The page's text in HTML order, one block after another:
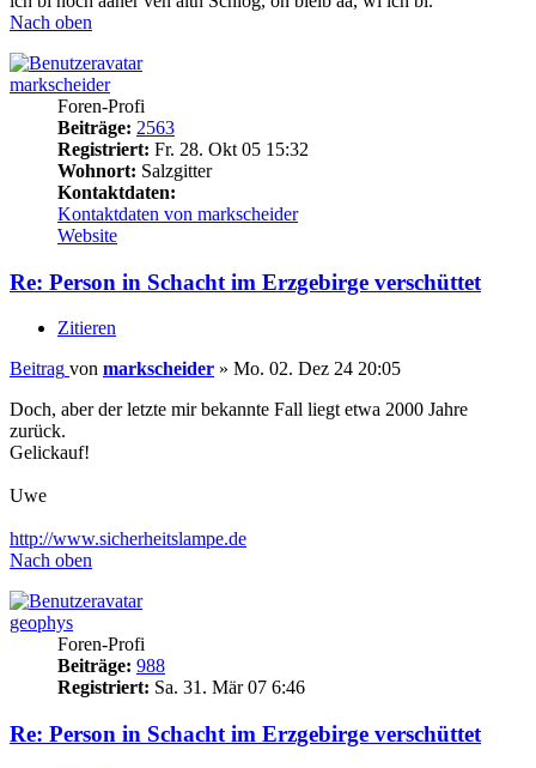
Nach oben
markscheider
Foren-Profi
Beiträge: 2563
Registriert: Fr. 28. Okt 05 15:32
Wohnort: Salzgitter
Kontaktdaten:
Kontaktdaten von markscheider
Website
Re: Person in Schacht im Erzgebirge verschüttet
Zitieren
Beitrag von markscheider » Mo. 02. Dez 24 20:05
Doch, aber der letzte mir bekannte Fall liegt etwa 2000 Jahre
zurück.
Gelickauf!
Uwe
http://www.sicherheitslampe.de
Nach oben
geophys
Foren-Profi
Beiträge: 988
Registriert: Sa. 31. Mär 07 6:46
Re: Person in Schacht im Erzgebirge verschüttet